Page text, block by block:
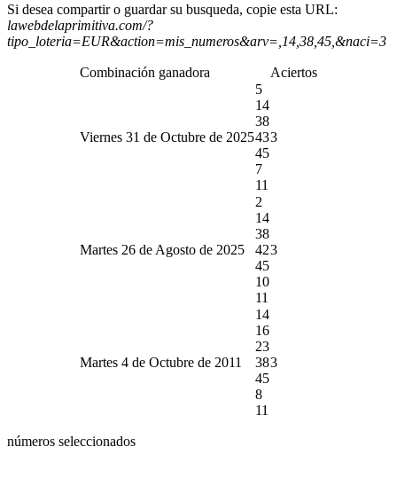
Si desea compartir o guardar su busqueda, copie esta URL:
lawebdelaprimitiva.com/?
tipo_loteria=EUR&action=mis_numeros&arv=,14,38,45,&naci=3
Combinación ganadora Aciertos
Viernes 31 de Octubre de 2025
5
14
38
43
45
7
11
3
Martes 26 de Agosto de 2025
2
14
38
42
45
10
11
3
Martes 4 de Octubre de 2011
14
16
23
38
45
8
11
3
números seleccionados